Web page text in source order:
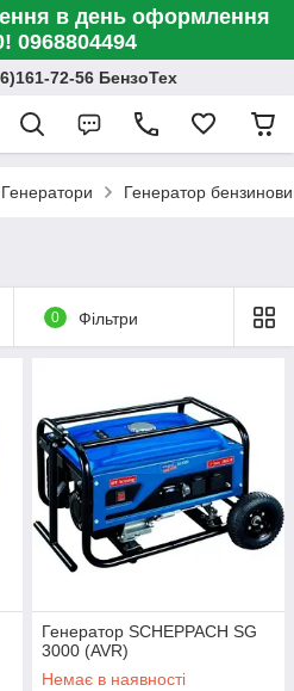
в день оформлення
0968804494
72-56 БензоТех
Генератори Генератор
0 Фільтри
Генератор SCHEPPACH SG
3000 (AVR)
Немає в наявності